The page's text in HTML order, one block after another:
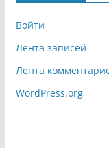
Войти
Лента записей
Лента
WordPress.org